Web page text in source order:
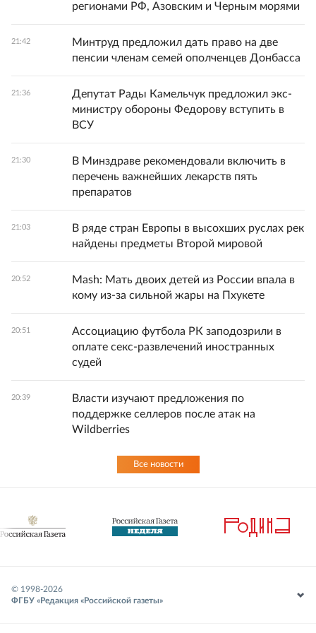
регионами РФ, Азовским и Черным морями
21:42
Минтруд предложил дать право на две
пенсии членам семей ополченцев Донбасса
21:36
Депутат Рады Камельчук предложил экс-
министру обороны Федорову вступить в
ВСУ
21:30
В Минздраве рекомендовали включить в
перечень важнейших лекарств пять
препаратов
21:03
В ряде стран Европы в высохших руслах рек
найдены предметы Второй мировой
20:52
Mash: Мать двоих детей из России впала в
кому из-за сильной жары на Пхукете
20:51
Ассоциацию футбола РК заподозрили в
оплате секс-развлечений иностранных
судей
20:39
Власти изучают предложения по
поддержке селлеров после атак на
Wildberries
Все новости
© 1998-2026
ФГБУ «Редакция «Российской газеты»